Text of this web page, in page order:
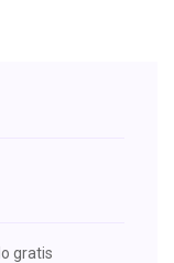
gratis